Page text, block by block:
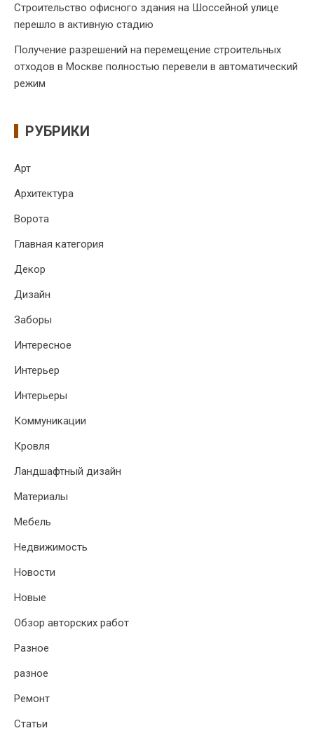
Строительство офисного здания на Шоссейной улице
перешло в активную стадию
Получение разрешений на перемещение строительных
отходов в Москве полностью перевели в автоматический
режим
РУБРИКИ
Арт
Архитектура
Ворота
Главная категория
Декор
Дизайн
Заборы
Интересное
Интерьер
Интерьеры
Коммуникации
Кровля
Ландшафтный дизайн
Материалы
Мебель
Недвижимость
Новости
Новые
Обзор авторских работ
Разное
разное
Ремонт
Статьи